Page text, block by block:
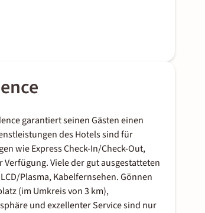
garantiert seinen Gästen einen
des Hotels sind für
wie Express Check-In/Check-Out,
Viele der gut ausgestatteten
Plasma, Kabelfernsehen. Gönnen
(im Umkreis von 3 km),
und exzellenter Service sind nur